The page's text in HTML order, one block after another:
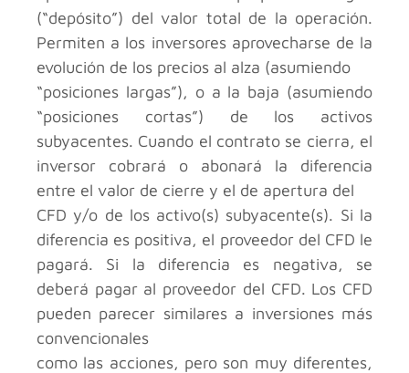
(“depósito”) del valor total de la operación.
Permiten a los inversores aprovecharse de la
evolución de los precios al alza (asumiendo
“posiciones largas”), o a la baja (asumiendo
“posiciones cortas”) de los activos
subyacentes. Cuando el contrato se cierra, el
inversor cobrará o abonará la diferencia
entre el valor de cierre y el de apertura del
CFD y/o de los activo(s) subyacente(s). Si la
diferencia es positiva, el proveedor del CFD le
pagará. Si la diferencia es negativa, se
deberá pagar al proveedor del CFD. Los CFD
pueden parecer similares a inversiones más
convencionales
como las acciones, pero son muy diferentes,